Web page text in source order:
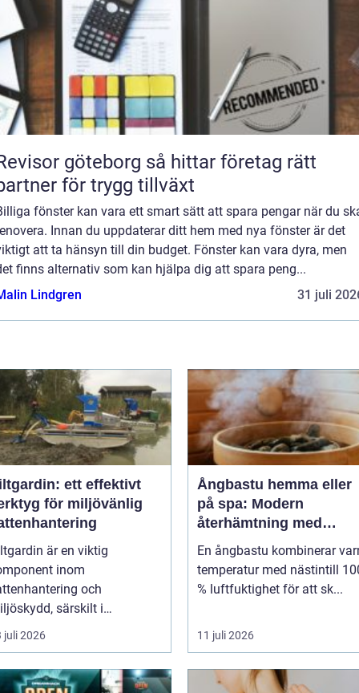
göteborg så hittar företag rätt
för trygg tillväxt
fönster kan vara ett smart sätt att spara pengar när du
Innan du uppdaterar ditt hem med nya fönster är det
att ta hänsyn till din budget. Fönster kan vara dyra, men
finns alternativ som kan hjälpa dig att spara peng...
Lindgren
31 juli
ett effektivt
för miljövänlig
är en viktig
inom
och
särskilt i
som i...
juli 2026
Ångbastu hemma eller
på spa: Modern
återhämtning med
uråldrig logik
En ångbastu kombinerar
temperatur med nästintill
% luftfuktighet för att sk...
11 juli 2026